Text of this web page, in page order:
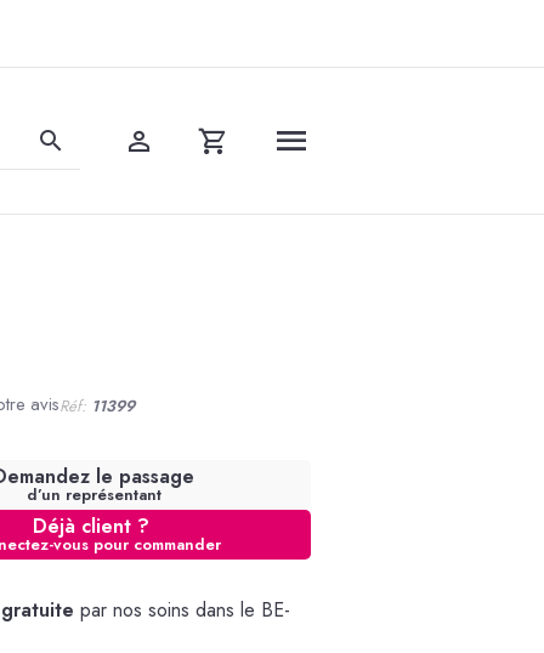
avisRéf: 11399
le passage
d’un représentant
Déjà client ?
vous pour commander
par nos soins dans le BE-